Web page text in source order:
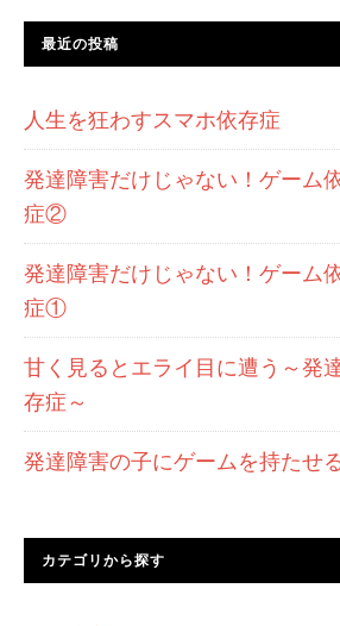
最近の投稿
人生を狂わすスマホ依存症
発達障害だけじゃない！ゲーム
症②
発達障害だけじゃない！ゲーム
症①
甘く見るとエライ目に遭う～発
存症～
発達障害の子にゲームを持たせ
カテゴリから探す